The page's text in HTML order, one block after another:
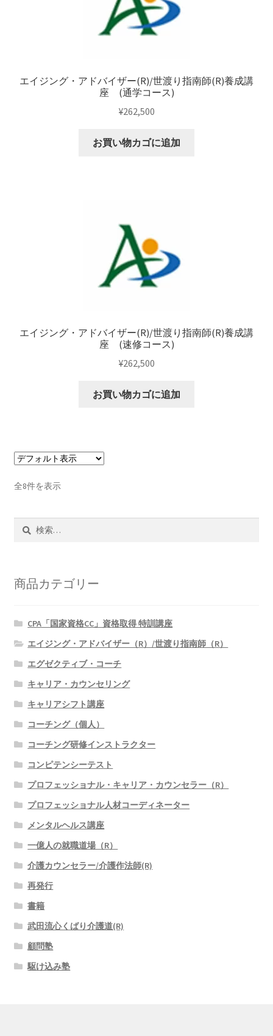
エイジング・アドバイザー(R)/世渡り指南師(R)養成講
座 (通学コース)
¥262,500
お買い物カゴに追加
エイジング・アドバイザー(R)/世渡り指南師(R)養成講
座 (速修コース)
¥262,500
お買い物カゴに追加
全8件を表示
商品カテゴリー
CPA「国家資格CC」資格取得 特訓講座
エイジング・アドバイザー（R）/世渡り指南師（R）
エグゼクティブ・コーチ
キャリア・カウンセリング
キャリアシフト講座
コーチング（個人）
コーチング研修インストラクター
コンピテンシーテスト
プロフェッショナル・キャリア・カウンセラー（R）
プロフェッショナル人材コーディネーター
メンタルヘルス講座
一億人の就職道場（R）
介護カウンセラー/介護作法師(R)
再発行
書籍
武田流心くばり介護道(R)
顧問塾
駆け込み塾